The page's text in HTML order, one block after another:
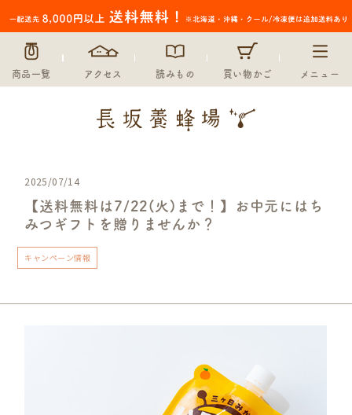
商品一覧 アクセス 読みもの 買い物かご メニュー
2025/07/14
【送料無料は7/22(火)まで！】お中元にはち
みつギフトを贈りませんか？
キャンペーン情報